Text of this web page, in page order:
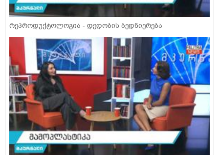
რეპროდუქტოლოგია - დედობის ბედნიერება